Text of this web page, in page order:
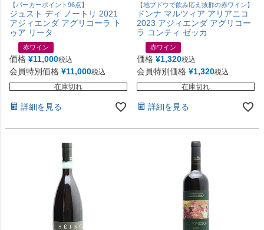
【パーカーポイント96点】
ジュスト ディ ノートリ 2021
アジィエンダ アグリコーラ ト
ゥア リータ
赤ワイン
価格 ¥11,000税込
会員特別価格 ¥11,000税込
在庫切れ
詳細を見る
【地ブドウで飲み応え抜群の赤ワイン】
ドンナ マルツィア アリアニコ
2023 アジィエンダ アグリコー
ラ コンティ ゼッカ
赤ワイン
価格 ¥1,320税込
会員特別価格 ¥1,320税込
在庫切れ
詳細を見る